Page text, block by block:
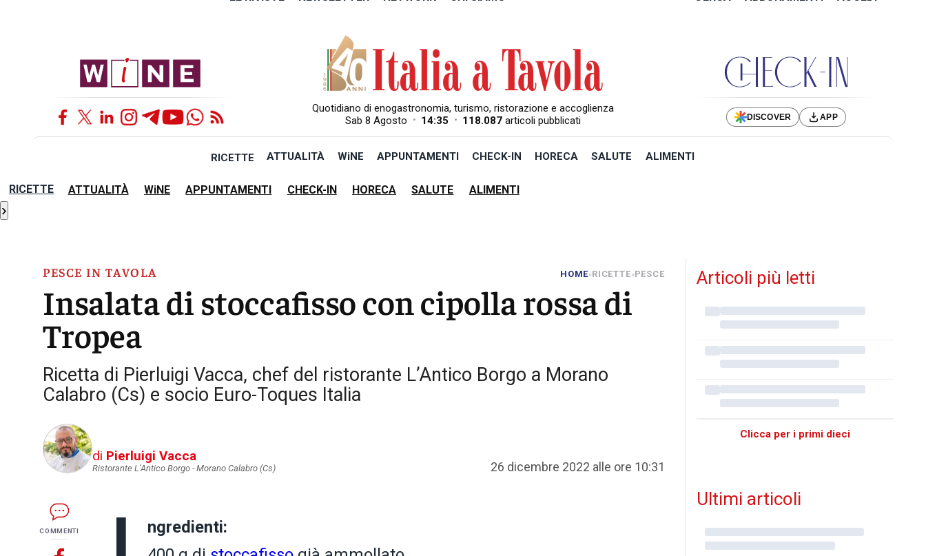
Quotidiano di enogastronomia, turismo, ristorazione e accoglienza
Sab 8 Agosto • 14:35 • 118.087 articoli pubblicati DISCOVER APP
RICETTE ATTUALITÀ WiNE APPUNTAMENTI CHECK-IN HORECA SALUTE ALIMENTI
RICETTE ATTUALITÀ WiNE APPUNTAMENTI CHECK-IN HORECA SALUTE ALIMENTI
›
PESCE IN TAVOLA HOME»RICETTE»PESCE
Insalata di stoccafisso con cipolla rossa di
Tropea
Ricetta di Pierluigi Vacca, chef del ristorante L’Antico Borgo a Morano
Calabro (Cs) e socio Euro-Toques Italia
di Pierluigi Vacca
Ristorante L’Antico Borgo - Morano Calabro (Cs) 26 dicembre 2022 alle ore 10:31
COMMENTI
ngredienti:
Articoli più letti
Clicca per i primi dieci
Ultimi articoli